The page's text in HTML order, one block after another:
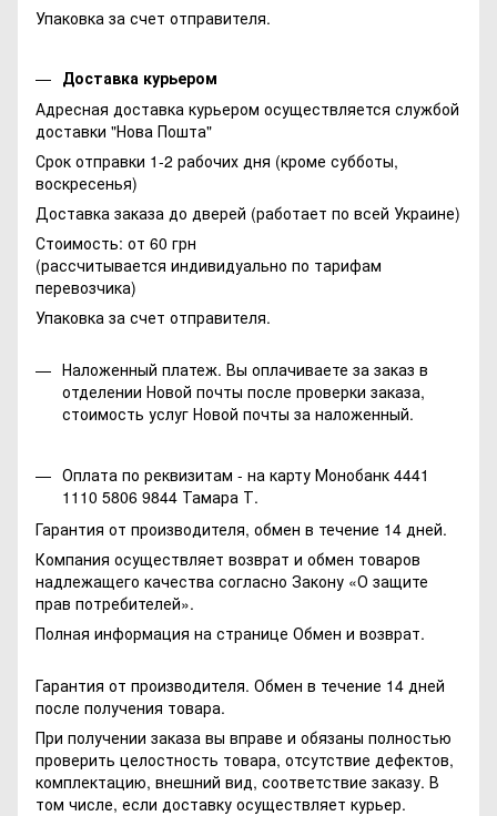
Упаковка за счет отправителя.
Доставка курьером
Адресная доставка курьером осуществляется службой
доставки "Нова Пошта"
Срок отправки 1-2 рабочих дня (кроме субботы,
воскресенья)
Доставка заказа до дверей (работает по всей Украине)
Стоимость: от 60 грн
(рассчитывается индивидуально по тарифам
перевозчика)
Упаковка за счет отправителя.
Наложенный платеж. Вы оплачиваете за заказ в
отделении Новой почты после проверки заказа,
стоимость услуг Новой почты за наложенный.
Оплата по реквизитам - на карту Монобанк 4441
1110 5806 9844 Тамара Т.
Гарантия от производителя, обмен в течение 14 дней.
Компания осуществляет возврат и обмен товаров
надлежащего качества согласно Закону «О защите
прав потребителей».
Полная информация на странице Обмен и возврат.
Гарантия от производителя. Обмен в течение 14 дней
после получения товара.
При получении заказа вы вправе и обязаны полностью
проверить целостность товара, отсутствие дефектов,
комплектацию, внешний вид, соответствие заказу. В
том числе, если доставку осуществляет курьер.